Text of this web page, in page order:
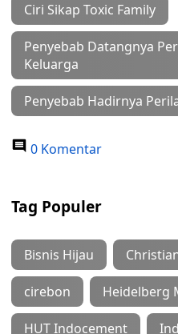
Ciri Sikap Toxic Family
Penyebab Datangnya
Keluarga
Penyebab Hadirnya
0 Komentar
Tag Populer
Bisnis Hijau
cirebon Heidelberg
HUT Indocement